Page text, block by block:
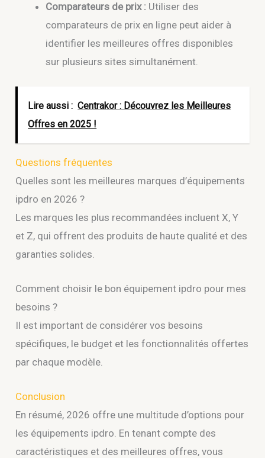
Comparateurs de prix : Utiliser des
comparateurs de prix en ligne peut aider à
identifier les meilleures offres disponibles
sur plusieurs sites simultanément.
Lire aussi : Centrakor : Découvrez les Meilleures
Offres en 2025 !
Questions fréquentes
Quelles sont les meilleures marques d’équipements
ipdro en 2026 ?
Les marques les plus recommandées incluent X, Y
et Z, qui offrent des produits de haute qualité et des
garanties solides.
Comment choisir le bon équipement ipdro pour mes
besoins ?
Il est important de considérer vos besoins
spécifiques, le budget et les fonctionnalités offertes
par chaque modèle.
Conclusion
En résumé, 2026 offre une multitude d’options pour
les équipements ipdro. En tenant compte des
caractéristiques et des meilleures offres, vous